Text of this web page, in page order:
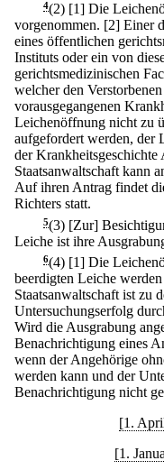
4(2) [1] Die
vorgenommen. [2] Einer
eines öffentlichen
Instituts oder ein von
gerichtsmedizinischen
welcher den
vorausgegangenen
Leichenöffnung nicht zu
aufgefordert werden, der
der Krankheitsgeschichte
Staatsanwaltschaft kann
Auf ihren Antrag findet
Richters statt.
5(3) [Zur]
Leiche ist ihre
6(4) [1] Die
beerdigten Leiche
Staatsanwaltschaft ist zu
Untersuchungserfolg
Wird die Ausgrabung
Benachrichtigung eines
wenn der Angehörige
werden kann und der
Benachrichtigung nicht
[1.
[1.